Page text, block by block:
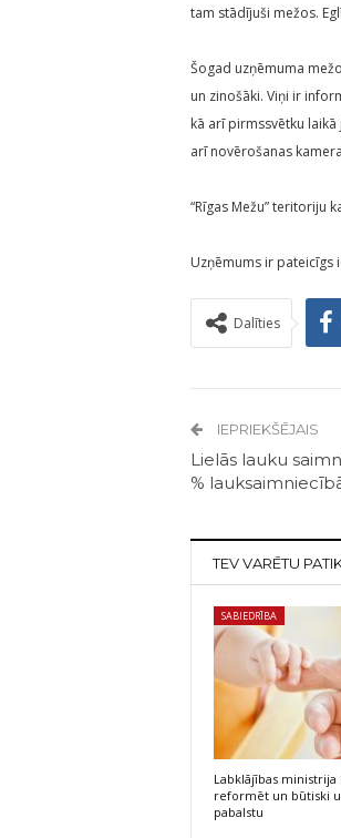
tam stādījuši mežos.
Šogad uzņēmuma
un zinošāki. Viņi ir
kā arī pirmssvētku laikā
arī novērošanas
“Rīgas Mežu” teritoriju
Uzņēmums ir pateicīgs
Dalīties
IEPRIEKŠĒJAIS
Lielās lauku
%
TEV VARĒTU
SABIEDRĪBA
Labklājības ministrija
reformēt un būtiski
pabalstu